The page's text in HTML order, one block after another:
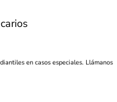
en casos especiales. Llámanos